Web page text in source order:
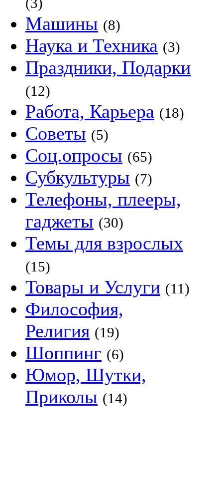
Машины (8)
Наука и Техника (3)
Праздники, Подарки
(12)
Работа, Карьера (18)
Советы (5)
Соц.опросы (65)
Субкультуры (7)
Телефоны, плееры,
гаджеты (30)
Темы для взрослых
(15)
Товары и Услуги (11)
Философия,
Религия (19)
Шоппинг (6)
Юмор, Шутки,
Приколы (14)